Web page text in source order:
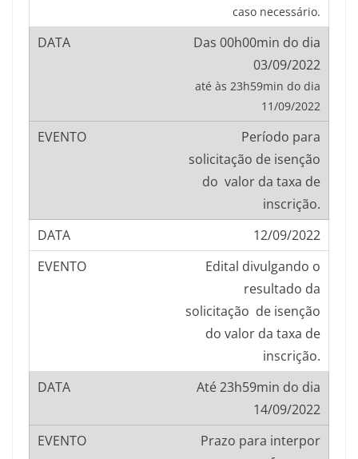
caso necessário.
Das 00h00min do dia
03/09/2022
até às 23h59min do dia
11/09/2022
Período para
solicitação de isenção
do valor da taxa de
inscrição.
12/09/2022
Edital divulgando o
resultado da
solicitação de isenção
do valor da taxa de
inscrição.
Até 23h59min do dia
14/09/2022
Prazo para interpor